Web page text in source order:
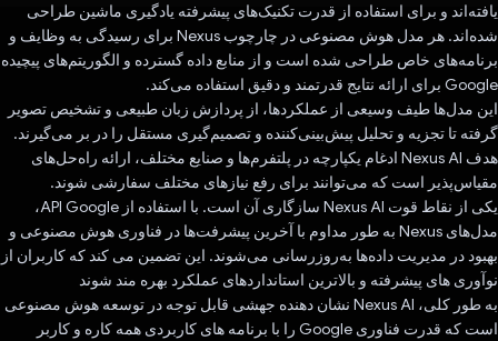
یافته‌اند و برای استفاده از قدرت تکنیک‌های پیشرفته یادگیری ماشین طراحی
شده‌اند. هر مدل هوش مصنوعی در چارچوب Nexus برای رسیدگی به وظایف و
برنامه‌های خاص طراحی شده است و از منابع داده گسترده و الگوریتم‌های پیچیده
Google برای ارائه نتایج قدرتمند و دقیق استفاده می‌کند.
این مدل‌ها طیف وسیعی از عملکردها، از پردازش زبان طبیعی و تشخیص تصویر
گرفته تا تجزیه و تحلیل پیش‌بینی‌کننده و تصمیم‌گیری مستقل را در بر می‌گیرند.
هدف Nexus AI ادغام یکپارچه در پلتفرم‌ها و صنایع مختلف، ارائه راه‌حل‌های
مقیاس‌پذیر است که می‌توانند برای رفع نیازهای مختلف سفارشی شوند.
یکی از نقاط قوت Nexus AI سازگاری آن است. با استفاده از API Google،
مدل‌های Nexus به طور مداوم با آخرین پیشرفت‌ها در فناوری هوش مصنوعی و
بهبود در مدیریت داده‌ها به‌روزرسانی می‌شوند. این تضمین می کند که کاربران از
نوآوری های پیشرفته و بالاترین استانداردهای عملکرد بهره مند شوند
به طور کلی، Nexus AI نشان دهنده جهشی قابل توجه در توسعه هوش مصنوعی
است که قدرت فناوری Google را با برنامه های کاربردی همه کاره و کاربر